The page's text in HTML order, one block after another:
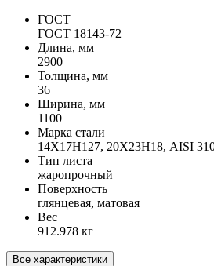
ГОСТ
ГОСТ 18143-72
Длина, мм
2900
Толщина, мм
36
Ширина, мм
1100
Марка стали
14Х17Н127, 20Х23Н18, AISI
Тип листа
жаропрочный
Поверхность
глянцевая, матовая
Вес
912.978 кг
Все характеристики